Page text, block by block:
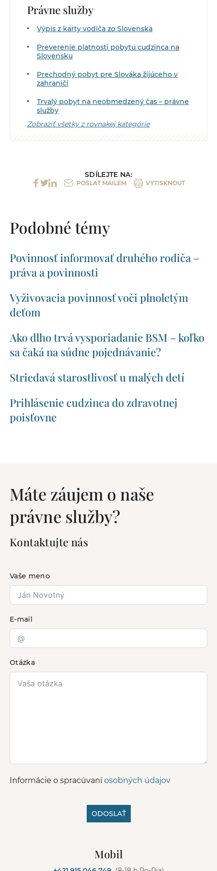
Právne služby
Výpis z karty vodiča zo Slovenska
Preverenie platnosti pobytu cudzinca na
Slovensku
Prechodný pobyt pre Slováka žijúceho v
zahraničí
Trvalý pobyt na neobmedzený čas – právne
služby
Zobraziť všetky z rovnakej kategórie
SDÍLEJTE NA:
POSLAT MAILEM VYTISKNOUT
Podobné témy
Povinnosť informovať druhého rodiča –
práva a povinnosti
Vyživovacia povinnosť voči plnoletým
deťom
Ako dlho trvá vysporiadanie BSM – koľko
sa čaká na súdne pojednávanie?
Striedavá starostlivosť u malých detí
Prihlásenie cudzinca do zdravotnej
poisťovne
Máte záujem o naše
právne služby?
Kontaktujte nás
Vaše meno
E-mail
Otázka
Informácie o spracúvaníosobných údajov
ODOSLAŤ
Mobil